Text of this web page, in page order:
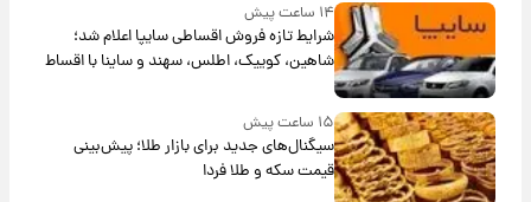
۱۴ ساعت پیش
شرایط تازه فروش اقساطی سایپا اعلام شد؛
شاهین، کوییک، اطلس، سهند و ساینا با اقساط
بلندمدت + جدول
۱۵ ساعت پیش
سیگنال‌های جدید برای بازار طلا؛ پیش‌بینی
قیمت سکه و طلا فردا